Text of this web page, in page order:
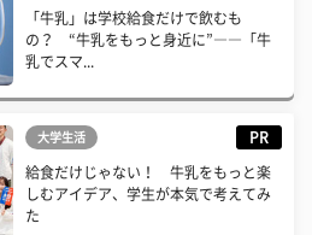
「牛乳」は学校給食だけで飲むも
の？ “牛乳をもっと身近に”――「牛
乳でスマ...
大学生活 PR
給食だけじゃない！ 牛乳をもっと楽
しむアイデア、学生が本気で考えてみ
た